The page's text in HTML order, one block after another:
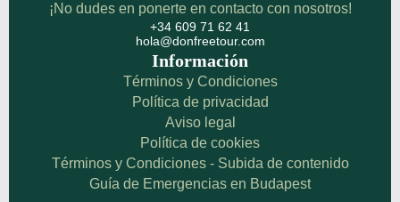
¡No dudes en ponerte en contacto con nosotros!
+34 609 71 62 41
hola@donfreetour.com
Información
Términos y Condiciones
Política de privacidad
Aviso legal
Política de cookies
Términos y Condiciones - Subida de contenido
Guía de Emergencias en Budapest